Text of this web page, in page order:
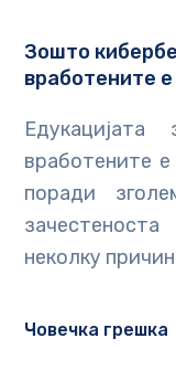
Зошто
вработените
вработените
поради
неколку
Човечка грешка